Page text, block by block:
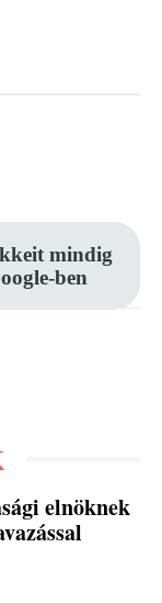
mindig
ben
elnöknek